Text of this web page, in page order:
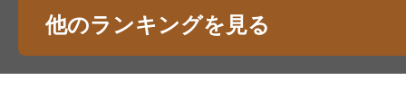
他のランキングを見る